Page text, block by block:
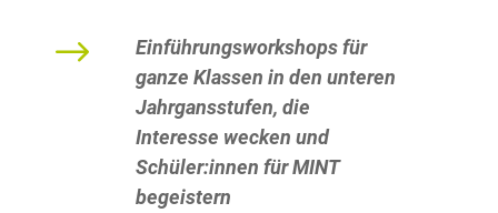
$
Einführungsworkshops für
ganze Klassen in den unteren
Jahrgansstufen, die
Interesse wecken und
Schüler:innen für MINT
begeistern